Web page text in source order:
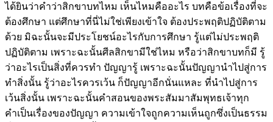
ได้ยินว่าคำว่าสิกขาบทไหม เห็นไหมคืออะไร บทคือข้อเรื่องที่จะ
ต้องศึกษา แต่ศึกษาที่นี่ไม่ใช่เพียงเข้าใจ ต้องประพฤติปฏิบัติตาม
ด้วย มิฉะนั้นจะมีประโยชน์อะไรกับการศึกษา รู้แต่ไม่ประพฤติ
ปฏิบัติตาม เพราะฉะนั้นศีลสิกขามีใช่ไหม หรือว่าสิกขาบทก็มี รู้
ว่าอะไรเป็นสิ่งที่ควรทำ ปัญญารู้ เพราะฉะนั้นปัญญานำไปสู่การ
ทำสิ่งนั้น รู้ว่าอะไรควรเว้น ก็ปัญญาอีกนั่นแหละ ที่นำไปสู่การ
เว้นสิ่งนั้น เพราะฉะนั้นคำสอนของพระสัมมาสัมพุทธเจ้าทุก
คำเป็นเรื่องของปัญญา ความเข้าใจถูกความเห็นถูกซึ่งเป็นธรรม